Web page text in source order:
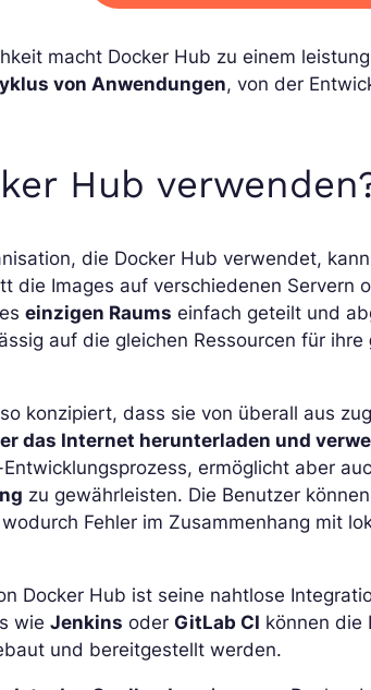
macht Docker Hub zu einem
von Anwendungen, von der
Hub
die Docker Hub verwendet,
die Images auf verschiedenen Servern
einzigen Raums einfach geteilt und
auf die gleichen Ressourcen für ihre
konzipiert, dass sie von überall aus
das Internet herunterladen und
ermöglicht aber
zu gewährleisten. Die Benutzer
Fehler im Zusammenhang mit
Docker Hub ist seine nahtlose
wieJenkins oderGitLab CI können die
und bereitgestellt werden.